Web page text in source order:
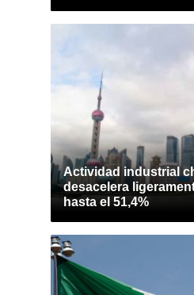
Actividad industrial
desacelera
hasta el 51,4%